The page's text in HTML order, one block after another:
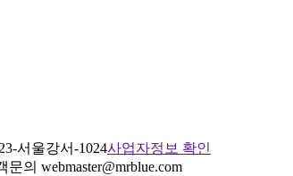
서울강서-1024사업자정보 확인
문의 webmaster@mrblue.com